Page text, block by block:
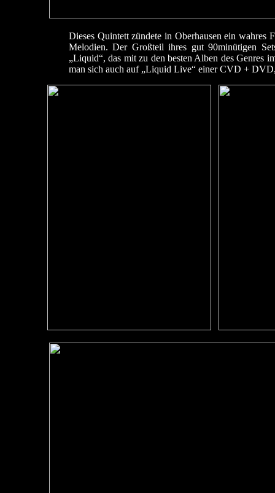
Dieses Quintett zündete in Oberhausen ein
Melodien. Der Großteil ihres gut 90minütigen
„Liquid“, das mit zu den besten Alben des Genres
man sich auch auf „Liquid Live“ einer CVD +